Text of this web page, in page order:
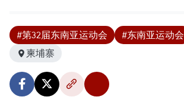
#第32届东南亚运动会 #东南亚运动会
柬埔寨